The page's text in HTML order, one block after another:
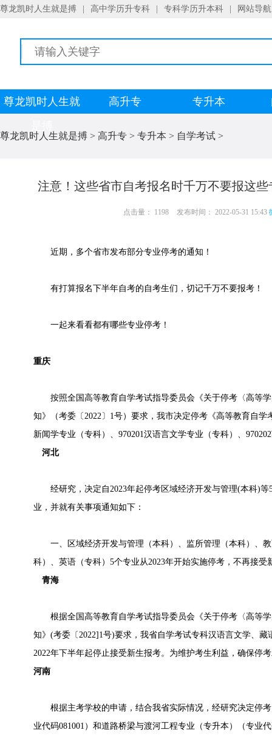
尊龙凯时人生就是搏 高中学历升专科 专科学历升本科 网站导航
尊龙凯时人生就
高升专 专升本
尊龙凯时人生就是搏 > 高升专 > 专升本 > 自学考试 >
注意！这些省市自考报名时千万不要报这
点击量： 1198 发布时间： 2022-05-31 15:43
近期，多个省市发布部分专业停考的通知！
有打算报名下半年自考的自考生们，切记千万不要报考！
一起来看看都有哪些专业停考！
重庆
按照全国高等教育自学考试指导委员会《关于停考〈高等学
知》（考委〔2022〕1号）要求，我市决定停考《高等教育自学
新闻学专业（专科）、970201汉语言文学专业（专科）、
河北
经研究，决定自2023年起停考区域经济开发与管理(本科)等
业，并就有关事项通知如下：
一、区域经济开发与管理（本科）、监所管理（本科）、教
科）、英语（专科）5个专业从2023年开始实施停考，不再接
青海
根据全国高等教育自学考试指导委员会《关于停考〈高等学
知》(考委〔2022]1号)要求，我省自学考试专科汉语言文学、
2022年下半年起停止接受新生报考。为维护考生利益，确保停
河南
根据主考学校的申请，结合我省实际情况，经研究决定停考
业代码081001）和道路桥梁与渡河工程专业（专升本）（专业